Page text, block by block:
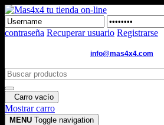
contraseña Recuperar usuario Registrarse
info@mas4x4.com
Carro vacío
Mostrar carro
MENU Toggle navigation